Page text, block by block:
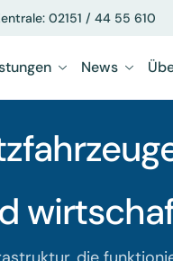
02151 / 44 55 610
News